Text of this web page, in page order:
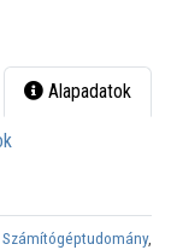
Alapadatok
Számítógéptudomány,